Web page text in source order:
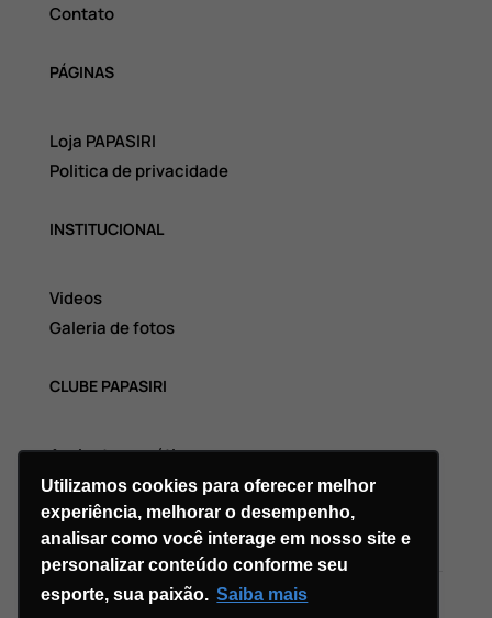
Utilizamos cookies para oferecer melhor
experiência, melhorar o desempenho,
analisar como você interage em nosso site e
personalizar conteúdo conforme seu
esporte, sua paixão. Saiba mais
Contato
PÁGINAS
Loja PAPASIRI
Politica de privacidade
INSTITUCIONAL
Videos
Galeria de fotos
CLUBE PAPASIRI
Assinatura grátis